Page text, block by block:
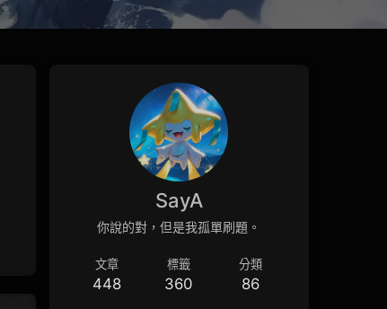
SayA
你說的對，但是我孤單刷題。
文章
448
標籤
360
分類
86